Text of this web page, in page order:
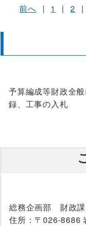
前へ | 1 | 2 |
予算編成等財政全
録、工事の入札
総務企画部 財政
住所 ：〒026-8686